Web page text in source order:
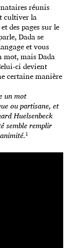
réunis
cultiver la
des pages sur le
Dada se
et vous
mot, mais Dada
ci devient
certaine manière
un mot
ou partisane, et
Huelsenbeck
semble remplir
¹